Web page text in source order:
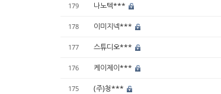
179 나노텍***
178 이미지넥***
177 스튜디오***
176 케이제이***
175 (주)청***